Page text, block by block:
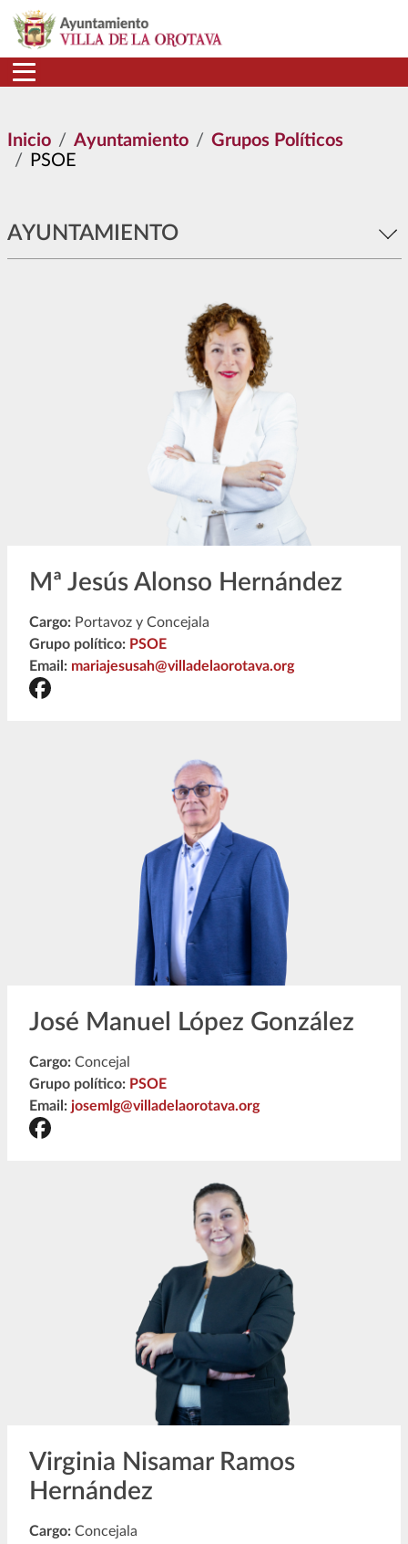
Pasar al contenido principal
Inicio Ayuntamiento
Grupos Políticos
PSOE
AYUNTAMIENTO
Mª Jesús Alonso Hernández
Cargo: Portavoz y Concejala
Grupo político: PSOE
Email: mariajesusah@villadelaorotava.org
José Manuel López González
Cargo: Concejal
Grupo político: PSOE
Email: josemlg@villadelaorotava.org
Virginia Nisamar Ramos
Hernández
Cargo: Concejala